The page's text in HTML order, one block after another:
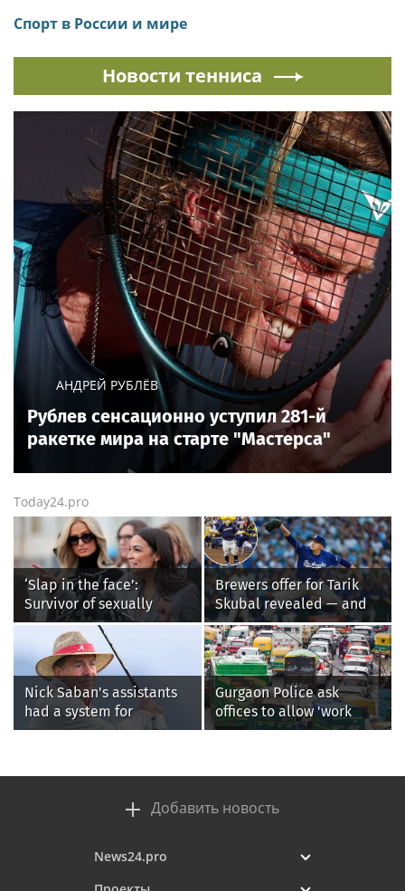
Спорт в России и мире
Новости тенниса
АНДРЕЙ РУБЛЁВ
Рублев сенсационно уступил 281-й
ракетке мира на старте "Мастерса"
Today24.pro
‘Slap in the face’:
Survivor of sexually
explicit deepfakes
lashes out over
Republicans stalling on
AOC’s AI crimes bill
Brewers offer for Tarik
Skubal revealed — and
it’s better than the
Dodgers
Nick Saban's assistants
had a system for
sneaking onto golf
Gurgaon Police ask
offices to allow 'work
from home' as heavy rain
Добавить новость
News24.pro